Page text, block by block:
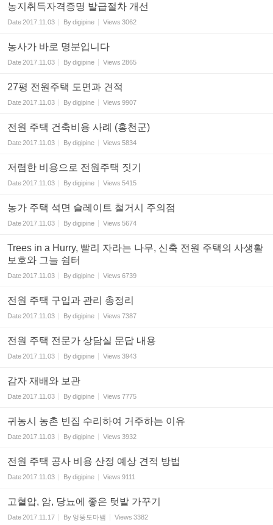
농지취득자격증명 발급절차 개선
Date2017.11.03 Bydigipine Views 3062
농사가 바로 명분입니다
Date2017.11.03 Bydigipine Views 2865
27평 전원주택 도면과 견적
Date2017.11.03 Bydigipine Views 9907
전원 주택 건축비용 사례 (홍천군)
Date2017.11.03 Bydigipine Views 5834
저렴한 비용으로 전원주택 짓기
Date2017.11.03 Bydigipine Views 5415
농가 주택 석면 슬레이트 철거시 주의점
Date2017.11.03 Bydigipine Views 5674
Trees in a Hurry, 빨리 자라는 나무, 신축 전원 주택의 사생활
보호와 그늘 쉼터
Date2017.11.03 Bydigipine Views 6739
전원 주택 구입과 관리 총정리
Date2017.11.03 Bydigipine Views 7387
전원 주택 전문가 상담실 문답 내용
Date2017.11.03 Bydigipine Views 3943
감자 재배와 보관
Date2017.11.03 Bydigipine Views 7775
귀농시 농촌 빈집 수리하여 거주하는 이유
Date2017.11.03 Bydigipine Views 3932
전원 주택 공사 비용 산정 예상 견적 방법
Date2017.11.03 Bydigipine Views 9111
고혈압, 암, 당뇨에 좋은 텃밭 가꾸기
Date2017.11.17 By 엉뚱도마뱀 Views 3382